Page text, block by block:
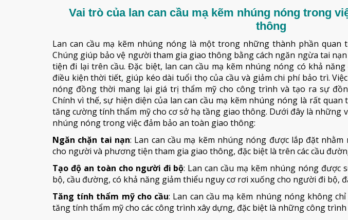
Vai trò của lan can cầu mạ kẽm nhúng nóng trong
thông
Lan can cầu mạ kẽm nhúng nóng là một trong những thành phần quan
Chúng giúp bảo vệ người tham gia giao thông bằng cách ngăn ngừa tai
tiện đi lại trên cầu. Đặc biệt, lan can cầu mạ kẽm nhúng nóng có khả
điều kiện thời tiết, giúp kéo dài tuổi thọ của cầu và giảm chi phí bảo trì.
nóng đồng thời mang lại giá trị thẩm mỹ cho công trình và tạo ra sự
Chính vì thế, sự hiện diện của lan can cầu mạ kẽm nhúng nóng là rất
tăng cường tính thẩm mỹ cho cơ sở hạ tầng giao thông. Dưới đây là những
nhúng nóng trong việc đảm bảo an toàn giao thông:
Ngăn chặn tai nạn: Lan can cầu mạ kẽm nhúng nóng được lắp đặt
cho người và phương tiện tham gia giao thông, đặc biệt là trên các cầu
Tạo độ an toàn cho người đi bộ: Lan can cầu mạ kẽm nhúng nóng được
bộ, cầu đường, có khả năng giảm thiểu nguy cơ rơi xuống cho người đi bộ,
Tăng tính thẩm mỹ cho cầu: Lan can cầu mạ kẽm nhúng nóng không
tăng tính thẩm mỹ cho các công trình xây dựng, đặc biệt là những công